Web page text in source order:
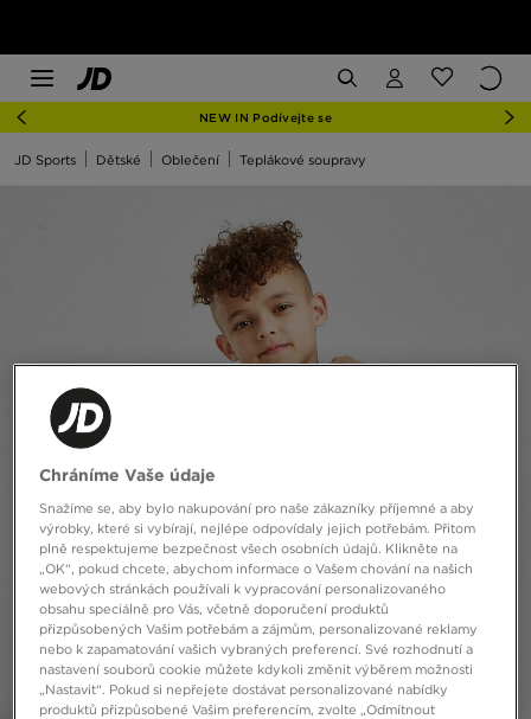
NEW IN Podívejte se
JD Sports Dětské Oblečení Teplákové soupravy
Chráníme Vaše údaje
Snažíme se, aby bylo nakupování pro naše zákazníky příjemné a aby
výrobky, které si vybírají, nejlépe odpovídaly jejich potřebám. Přitom
plně respektujeme bezpečnost všech osobních údajů. Klikněte na
„OK“, pokud chcete, abychom informace o Vašem chování na našich
webových stránkách používali k vypracování personalizovaného
obsahu speciálně pro Vás, včetně doporučení produktů
přizpůsobených Vašim potřebám a zájmům, personalizované reklamy
nebo k zapamatování vašich vybraných preferencí. Své rozhodnutí a
nastavení souborů cookie můžete kdykoli změnit výběrem možnosti
„Nastavit“. Pokud si nepřejete dostávat personalizované nabídky
produktů přizpůsobené Vašim preferencím, zvolte „Odmítnout